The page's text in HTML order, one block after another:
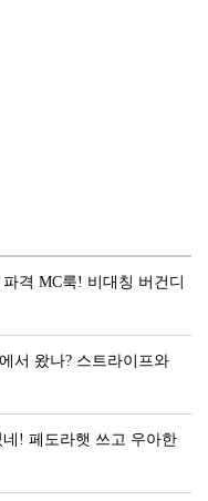
격 MC룩! 비대칭 버건디
서 왔나? 스트라이프와
! 페도라햇 쓰고 우아한